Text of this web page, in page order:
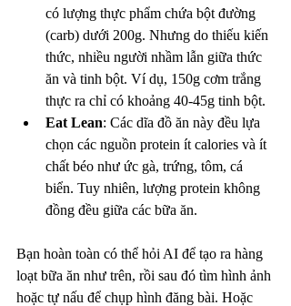
có lượng thực phẩm chứa bột đường
(carb) dưới 200g. Nhưng do thiếu kiến
thức, nhiều người nhầm lẫn giữa thức
ăn và tinh bột. Ví dụ, 150g cơm trắng
thực ra chỉ có khoảng 40-45g tinh bột.
Eat Lean: Các dĩa đồ ăn này đều lựa
chọn các nguồn protein ít calories và ít
chất béo như ức gà, trứng, tôm, cá
biển. Tuy nhiên, lượng protein không
đồng đều giữa các bữa ăn.
Bạn hoàn toàn có thể hỏi AI để tạo ra hàng
loạt bữa ăn như trên, rồi sau đó tìm hình ảnh
hoặc tự nấu để chụp hình đăng bài. Hoặc